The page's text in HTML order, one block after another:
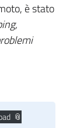
è stato